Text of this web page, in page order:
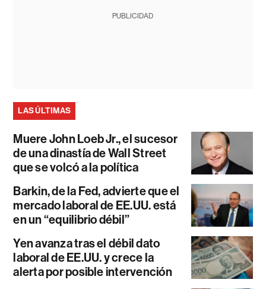
PUBLICIDAD
LAS ÚLTIMAS
Muere John Loeb Jr., el sucesor
de una dinastía de Wall Street
que se volcó a la política
Barkin, de la Fed, advierte que el
mercado laboral de EE.UU. está
en un “equilibrio débil”
Yen avanza tras el débil dato
laboral de EE.UU. y crece la
alerta por posible intervención